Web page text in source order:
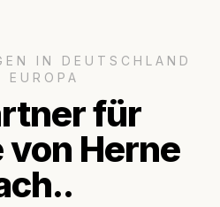
IN DEUTSCHLAND
EUROPA
für
von Herne